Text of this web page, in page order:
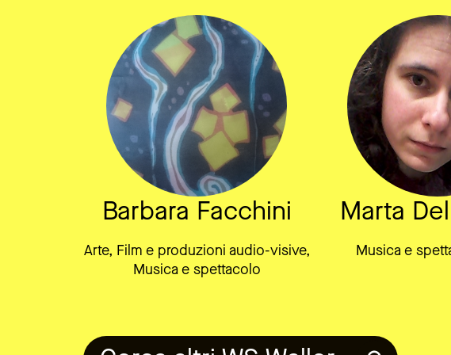
Barbara Facchini
Arte, Film e produzioni audio-visive,
Musica e spettacolo
Marta
Musica e